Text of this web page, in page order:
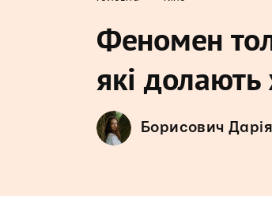
Феномен
які
Борисович Дарія